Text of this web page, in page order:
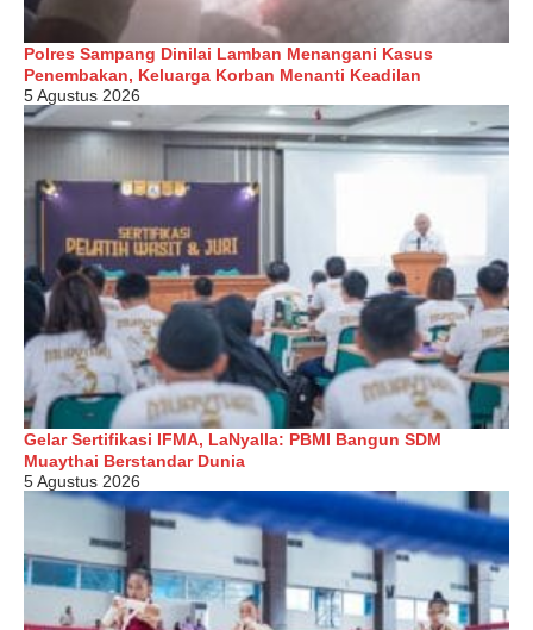
Polres Sampang Dinilai Lamban Menangani Kasus
Penembakan, Keluarga Korban Menanti Keadilan
5 Agustus 2026
Gelar Sertifikasi IFMA, LaNyalla: PBMI Bangun SDM
Muaythai Berstandar Dunia
5 Agustus 2026